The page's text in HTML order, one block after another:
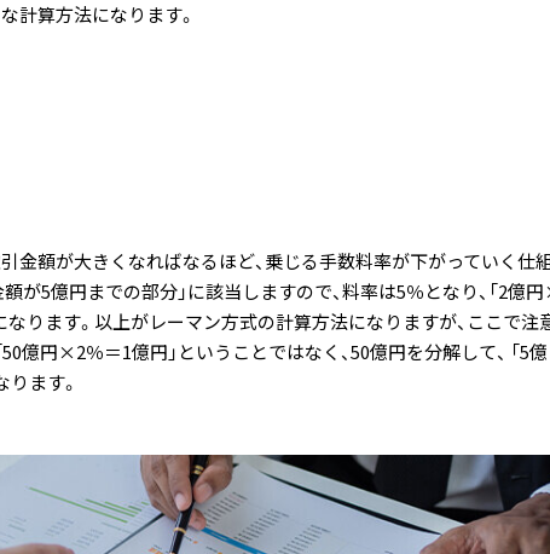
計算方法になります。
金額が大きくなればなるほど、乗じる手数料率が下がっていく仕
が5億円までの部分」に該当しますので、料率は5％となり、「2億
ります。以上がレーマン方式の計算方法になりますが、ここで注
億円×2％＝1億円」ということではなく、50億円を分解して、 「5
ます。